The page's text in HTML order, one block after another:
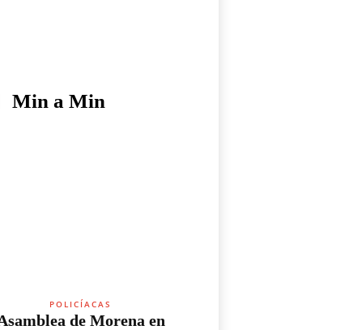
Min a Min
POLICÍACAS
de Morena en